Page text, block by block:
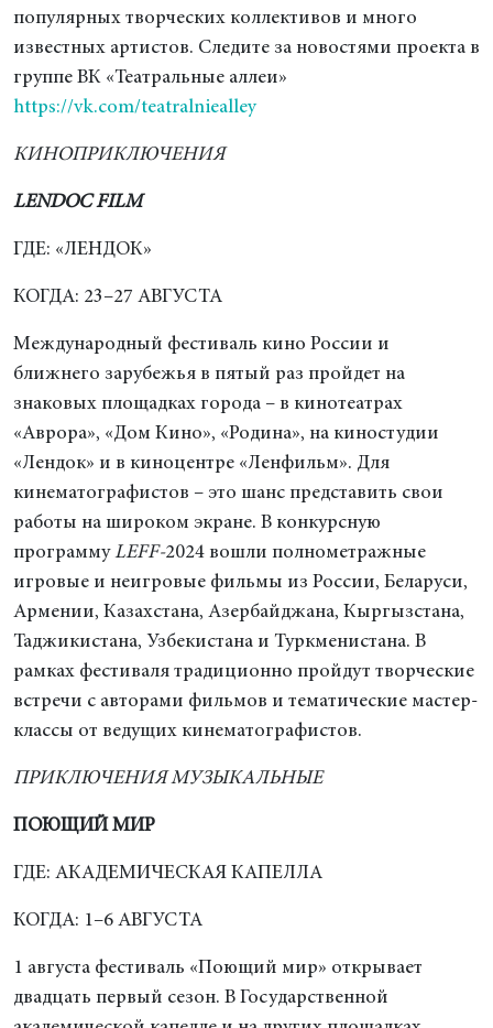
популярных творческих коллективов и много
известных артистов. Следите за новостями проекта в
группе ВК «Театральные аллеи»
https://vk.com/teatralniealley
КИНОПРИКЛЮЧЕНИЯ
LENDOC FILM
ГДЕ: «ЛЕНДОК»
КОГДА: 23–27 АВГУСТА
Международный фестиваль кино России и
ближнего зарубежья в пятый раз пройдет на
знаковых площадках города – в кинотеатрах
«Аврора», «Дом Кино», «Родина», на киностудии
«Лендок» и в киноцентре «Ленфильм». Для
кинематографистов – это шанс представить свои
работы на широком экране. В конкурсную
программуLEFF-2024 вошли полнометражные
игровые и неигровые фильмы из России, Беларуси,
Армении, Казахстана, Азербайджана, Кыргызстана,
Таджикистана, Узбекистана и Туркменистана. В
рамках фестиваля традиционно пройдут творческие
встречи с авторами фильмов и тематические мастер-
классы от ведущих кинематографистов.
ПРИКЛЮЧЕНИЯ МУЗЫКАЛЬНЫЕ
ПОЮЩИЙ МИР
ГДЕ: АКАДЕМИЧЕСКАЯ КАПЕЛЛА
КОГДА: 1–6 АВГУСТА
1 августа фестиваль «Поющий мир» открывает
двадцать первый сезон. В Государственной